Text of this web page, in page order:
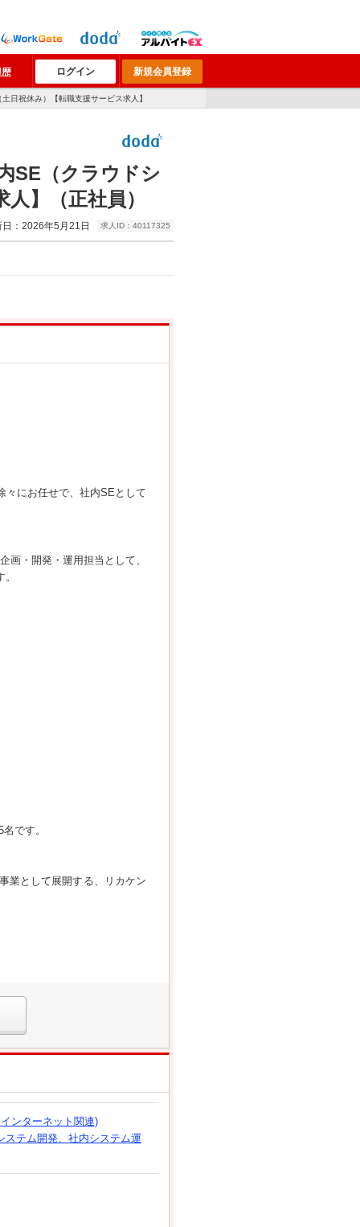
歴 ログイン 新規会員登録
日祝休み）【転職支援サービス求人】
SE（クラウドシ
】（正社員）
：2026年5月21日 求人ID：40117325
々にお任せで、社内SEとして
画・開発・運用担当として、
。
です。
業として展開する、リカケン
ンターネット関連)
ステム開発、社内システム運